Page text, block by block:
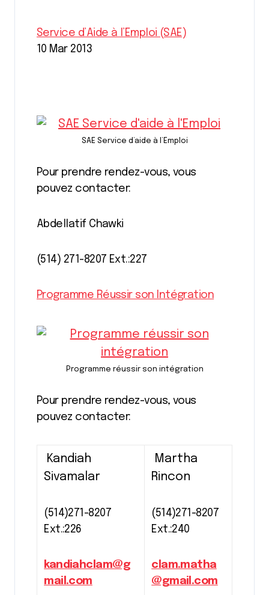
Service d’Aide à l’Emploi (SAE)
10 Mar 2013
SAE Service d’aide à l’Emploi
Pour prendre rendez-vous, vous
pouvez contacter:
Abdellatif Chawki
(514) 271-8207 Ext.:227
Programme Réussir son Intégration
Programme réussir son intégration
Pour prendre rendez-vous, vous
pouvez contacter:
Kandiah
Sivamalar
(514)271-8207
Ext.:226
kandiahclam@g
mail.com
Martha
Rincon
(514)271-8207
Ext.:240
clam.matha
@gmail.com